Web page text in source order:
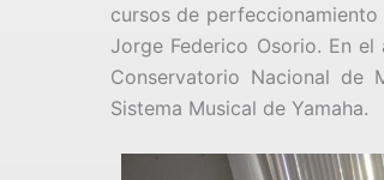
cursos de
Jorge Federico Osorio. En
Conservatorio Nacional de
Sistema Musical de Yamaha.